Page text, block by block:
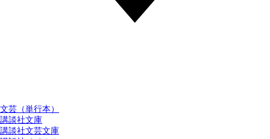
文芸（単行本）
講談社文庫
講談社文芸文庫